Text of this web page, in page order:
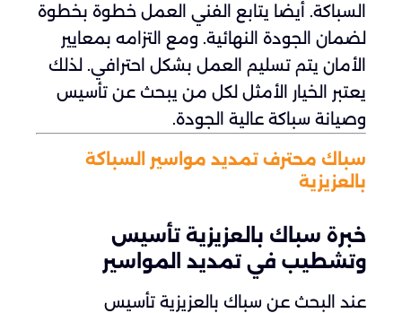
السباكة. أيضا يتابع الفني العمل خطوة بخطوة
لضمان الجودة النهائية. ومع التزامه بمعايير
الأمان يتم تسليم العمل بشكل احترافي. لذلك
يعتبر الخيار الأمثل لكل من يبحث عن تأسيس
وصيانة سباكة عالية الجودة.
سباك محترف تمديد مواسير السباكة
بالعزيزية
خبرة سباك بالعزيزية تأسيس
وتشطيب في تمديد المواسير
عند البحث عن سباك بالعزيزية تأسيس